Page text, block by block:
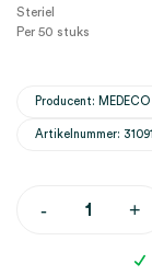
Steriel
Per 50 stuks
Producent: MEDECO
Artikelnummer: 31091
-Klinion
+